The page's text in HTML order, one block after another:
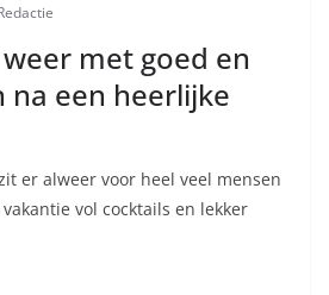
met goed en
na een heerlijke
er alweer voor heel veel mensen
vol cocktails en lekker